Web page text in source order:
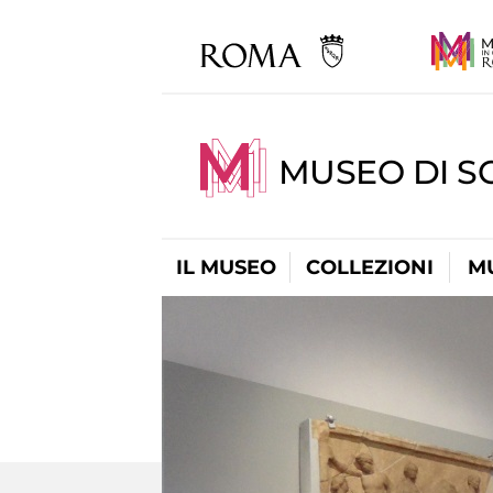
MUSEO DI
IL MUSEO COLLEZIONI